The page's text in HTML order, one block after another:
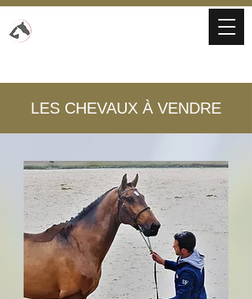
LES CHEVAUX À VENDRE